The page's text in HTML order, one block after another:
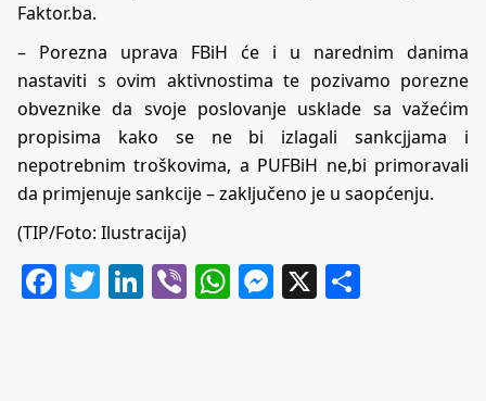
Faktor.ba.
– Porezna uprava FBiH će i u narednim danima
nastaviti s ovim aktivnostima te pozivamo porezne
obveznike da svoje poslovanje usklade sa važećim
propisima kako se ne bi izlagali sankcjjama i
nepotrebnim troškovima, a PUFBiH ne,bi primoravali
da primjenuje sankcije – zaključeno je u saopćenju.
(TIP/Foto: Ilustracija)
Facebook
Twitter
LinkedIn
ViberWhatsApp
Messenger
X